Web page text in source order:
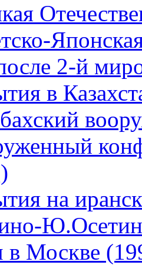
2-й
в
на
в Москве